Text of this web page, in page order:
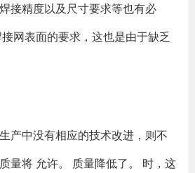
接精度以及尺寸要求等也有必
网表面的要求，这也是由于缺乏
产中没有相应的技术改进，则不
量将 允许。 质量降低了。 时，这